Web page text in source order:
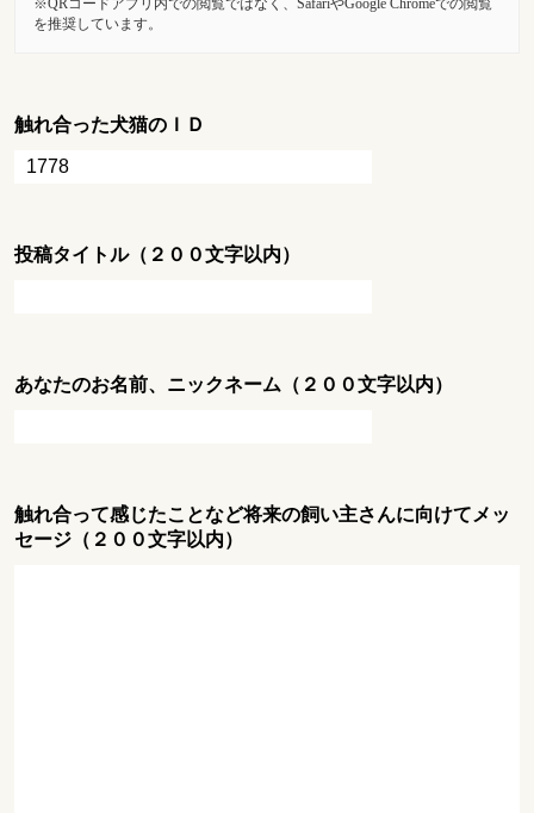
を推奨しています。
触れ合った犬猫のＩＤ
投稿タイトル（２００文字以内）
あなたのお名前、ニックネーム（２００文字以内）
触れ合って感じたことなど将来の飼い主さんに向けてメッ
セージ（２００文字以内）